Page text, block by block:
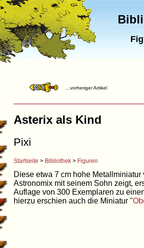
...vorheriger Artikel
Asterix als Kind
Pixi
Startseite > Bibliothek > Figuren
Diese etwa 7 cm hohe
Astronomix mit seinem Sohn zeigt,
Auflage von 300 Exemplaren zu
hierzu erschien auch die Miniatur "